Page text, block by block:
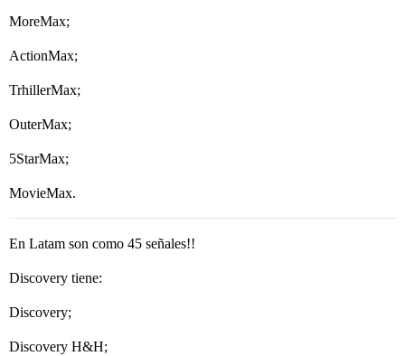
MoreMax;
ActionMax;
TrhillerMax;
OuterMax;
5StarMax;
MovieMax.
En Latam son como 45 señales!!
Discovery tiene:
Discovery;
Discovery H&H;